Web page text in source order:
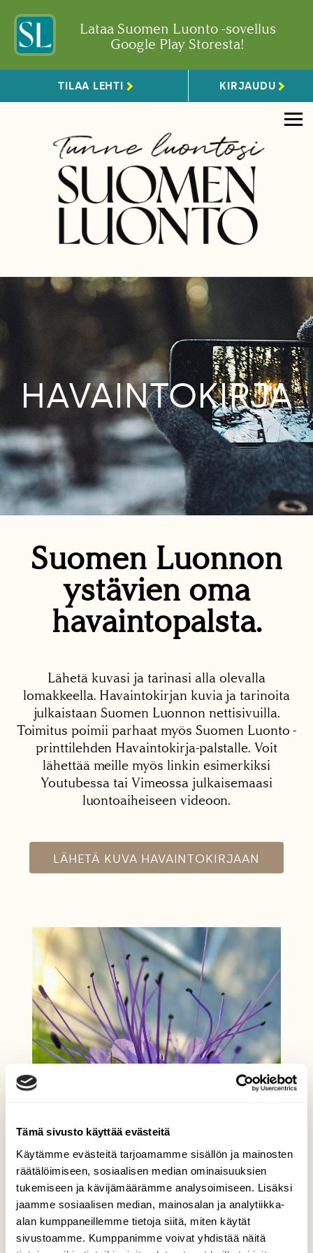
Tämä sivusto käyttää evästeitä
Käytämme evästeitä tarjoamamme sisällön ja mainosten
räätälöimiseen, sosiaalisen median ominaisuuksien
tukemiseen ja kävijämäärämme analysoimiseen. Lisäksi
jaamme sosiaalisen median, mainosalan ja analytiikka-
alan kumppaneillemme tietoja siitä, miten käytät
sivustoamme. Kumppanimme voivat yhdistää näitä
Lataa Suomen Luonto -sovellus
Google Play Storesta!
TILAA LEHTI KIRJAUDU
HAVAINTOKIRJA
Suomen Luonnon
ystävien oma
havaintopalsta.
Lähetä kuvasi ja tarinasi alla olevalla
lomakkeella. Havaintokirjan kuvia ja tarinoita
julkaistaan Suomen Luonnon nettisivuilla.
Toimitus poimii parhaat myös Suomen Luonto -
printtilehden Havaintokirja-palstalle. Voit
lähettää meille myös linkin esimerkiksi
Youtubessa tai Vimeossa julkaisemaasi
luontoaiheiseen videoon.
LÄHETÄ KUVA HAVAINTOKIRJAAN